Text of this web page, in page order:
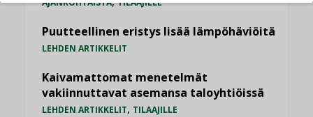
AJANKOHTAISTA TILAAJILLE
Puutteellinen eristys lisää lämpöhäviöitä
LEHDEN ARTIKKELIT
Kaivamattomat menetelmät
vakiinnuttavat asemansa taloyhtiöissä
LEHDEN ARTIKKELIT, TILAAJILLE